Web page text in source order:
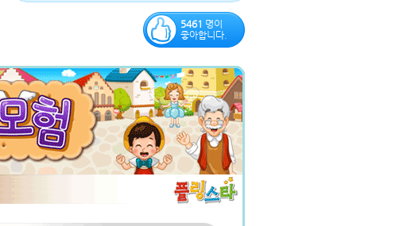
5461 명이
좋아합니다.